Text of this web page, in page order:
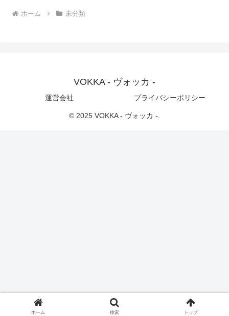
ホーム 未分類
VOKKA - ヴォッカ -
運営会社 プライバシーポリシー
© 2025 VOKKA - ヴォッカ -.
ホーム 検索 トップ